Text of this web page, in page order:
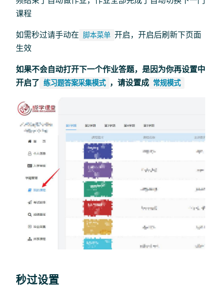
课程
如需秒过请手动在 脚本菜单 开启，开启后刷新下页面
生效
如果不会自动打开下一个作业答题，是因为你再设置中
开启了 练习题答案采集模式 ，请设置成 常规模式
秒过设置